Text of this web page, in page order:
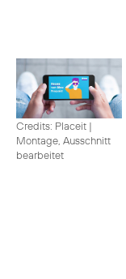
Credits: Placeit |
Montage, Ausschnitt
bearbeitet